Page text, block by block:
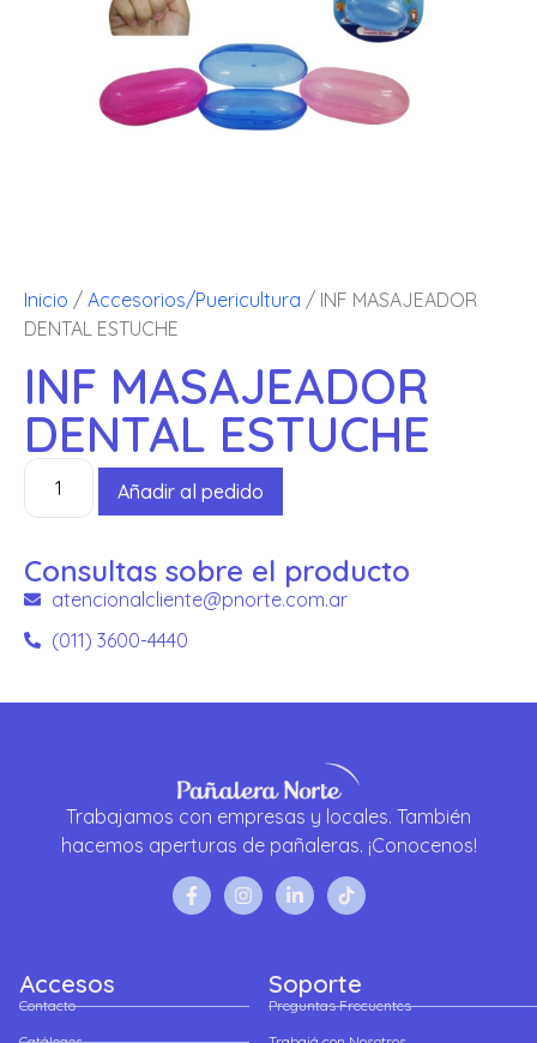
Inicio / Accesorios/Puericultura / INF MASAJEADOR
DENTAL ESTUCHE
INF MASAJEADOR
DENTAL ESTUCHE
Añadir al pedido
Consultas sobre el producto
atencionalcliente@pnorte.com.ar
(011) 3600-4440
Trabajamos con empresas y locales. También
hacemos aperturas de pañaleras. ¡Conocenos!
Accesos
Contacto
Soporte
Preguntas Frecuentes